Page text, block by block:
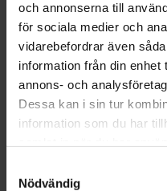
och annonserna till
för sociala medier och
vidarebefordrar även
information från din
annons- och
Dessa kan i sin tur
information som du har
Nödvändig
heltid, och hans figurer är
symbolik och mänsklig
«Typerna av Palle
figurunivers – figurer som
situationer, attityder och
och humoristisk blick. De